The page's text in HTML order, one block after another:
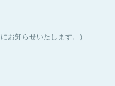
お知らせいたします。）